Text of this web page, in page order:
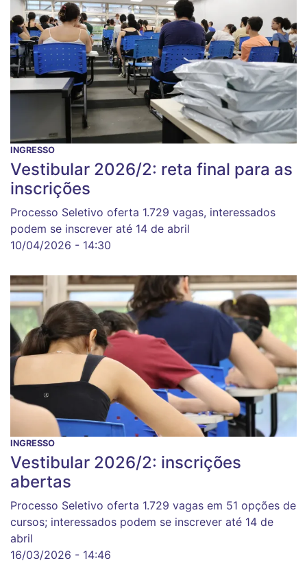
INGRESSO
Vestibular 2026/2: reta final para as
inscrições
Processo Seletivo oferta 1.729 vagas, interessados
podem se inscrever até 14 de abril
10/04/2026 - 14:30
INGRESSO
Vestibular 2026/2: inscrições
abertas
Processo Seletivo oferta 1.729 vagas em 51 opções de
cursos; interessados podem se inscrever até 14 de
abril
16/03/2026 - 14:46